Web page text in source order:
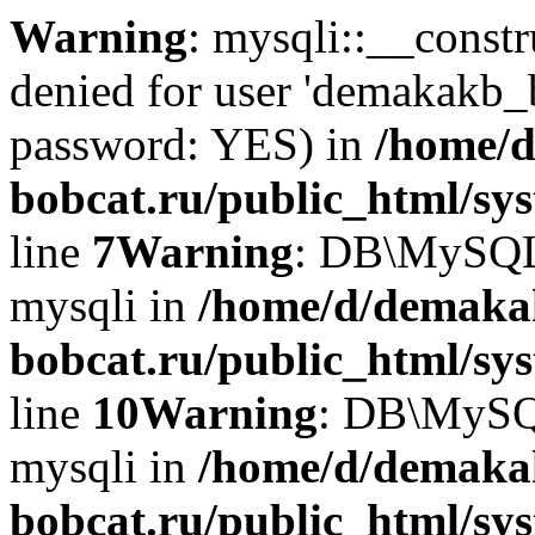
Warning:
denied for user
password: YES) in /home/
bobcat.ru/public_html/
line 7Warning:
mysqli in /home/d/
bobcat.ru/public_html/
line 10Warning:
mysqli in /home/d/
bobcat.ru/public_html/